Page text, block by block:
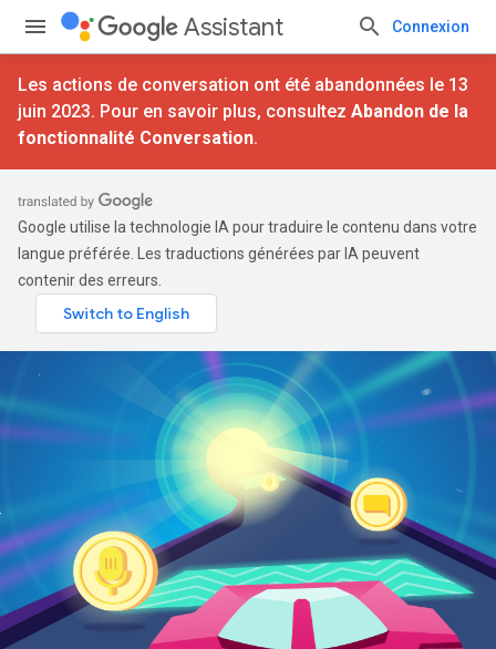
Assistant Connexion
Les actions de conversation ont été abandonnées le 13
juin 2023. Pour en savoir plus, consultez Abandon de la
fonctionnalité Conversation.
Google utilise la technologie IA pour traduire le contenu dans votre
langue préférée. Les traductions générées par IA peuvent
contenir des erreurs.